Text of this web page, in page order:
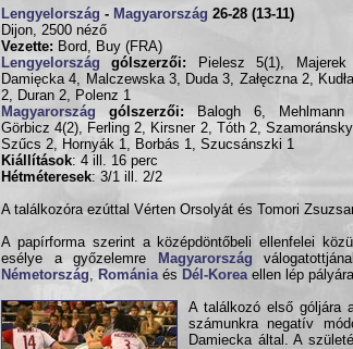
Lengyelország - Magyarország 26-28 (13-11)
Dijon, 2500 néző
Vezette: Bord, Buy (FRA)
Lengyelország gólszerzői:
Pielesz 5(1), Majerek
Damięcka 4, Malczewska 3, Duda 3, Załęczna 2,
2, Duran 2, Polenz 1
Magyarország gólszerzői: Balogh 6, Mehlmann
Görbicz 4(2), Ferling 2, Kirsner 2, Tóth 2, Szamoránsky
Szűcs 2, Hornyák 1, Borbás 1, Szucsánszki 1
Kiállítások: 4 ill. 16 perc
Hétméteresek: 3/1 ill. 2/2
A találkozóra ezúttal Vérten Orsolyát és Tomori
A papírforma szerint a középdöntőbeli ellenfelei
esélye a győzelemre
Magyarország
Németország
Románia és Dél-Korea ellen lép pályára.
A találkozó első góljára
számunkra negatív
Damiecka által. A